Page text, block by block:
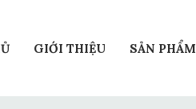
GIỚI THIỆU SẢN PHẨM